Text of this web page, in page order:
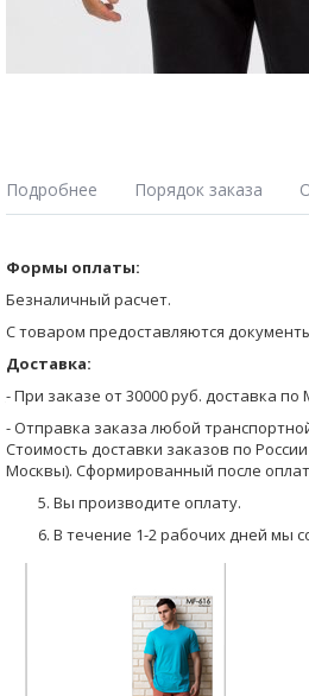
Подробнее
Толстовка из гладкокрашеного
Боковые карманы. На передней
Толстовки упакованы в
Порядок заказа
Оставьте заявку на получение
на сайте;
позвоните по телефону 8-
Мы высылаем Вам бланки
Вы формируете заказ в
Уточняем детали оплаты и
на оплату.
Вы производите оплату.
В течение 1-2 рабочих дней мы
Формы оплаты:
Безналичный расчет.
С товаром предоставляются
Доставка:
- При заказе от 30000 руб. доставка
- Отправка заказа любой
Стоимость доставки заказов по
Москвы). Сформированный после